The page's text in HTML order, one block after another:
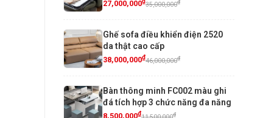
27,000,000 35,000,000₫
Ghế sofa điều khiển điện 2520
da thật cao cấp
38,000,000₫46,000,000₫
Bàn thông minh FC002 màu ghi
đá tích hợp 3 chức năng đa năng
8,500,000₫ ₫